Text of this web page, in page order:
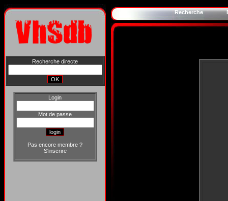
Recherche directe
Login
Mot de passe
Pas encore membre ?
S'inscrire
Recherche